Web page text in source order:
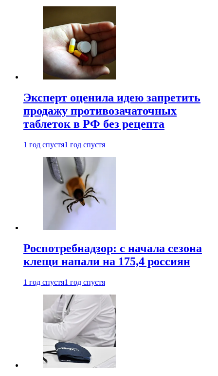
Эксперт оценила идею запретить
продажу противозачаточных
таблеток в РФ без рецепта
1 год спустя1 год спустя
Роспотребнадзор: с начала сезона
клещи напали на 175,4 россиян
1 год спустя1 год спустя